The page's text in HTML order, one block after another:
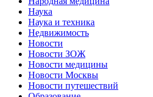
Наука
Наука и техника
Недвижимость
Новости
Новости ЗОЖ
Новости медицины
Новости Москвы
Новости путешествий